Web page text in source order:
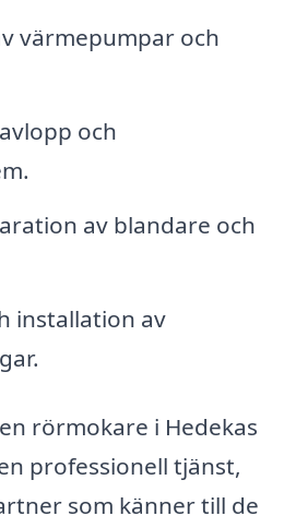
värmepumpar och
och
av blandare och
installation av
rörmokare i Hedekas
professionell tjänst,
som känner till de